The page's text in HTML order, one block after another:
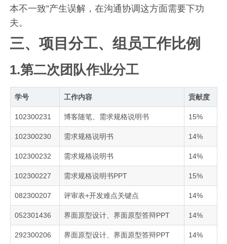
本不一致”产生误解，在沟通协调这方面需要下功
夫。
三、项目分工、组员工作比例
1.第二次团队作业分工
学号 工作内容 贡献度
102300231 博客随笔、需求规格说明书 15%
102300230 需求规格说明书 14%
102300232 需求规格说明书 14%
102300227 需求规格说明书PPT 15%
082300207 评审表+开发难点关键点 14%
052301436 界面原型设计、界面原型答辩PPT 14%
292300206 界面原型设计、界面原型答辩PPT 14%